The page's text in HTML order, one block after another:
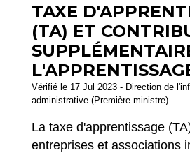
TAXE
(TA) ET
Vérifié le 17 Jul 2023 - Direction de
administrative (Première ministre)
La taxe d'apprentissage
entreprises et associations